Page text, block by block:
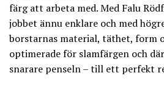
färg att arbeta med. Med Falu
jobbet ännu enklare och med
borstarnas material, täthet, form
optimerade för slamfärgen och
snarare penseln – till ett perfekt